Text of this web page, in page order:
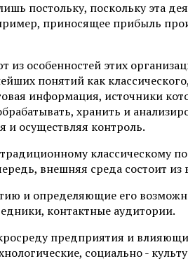
постольку, поскольку эта
приносящее прибыль
особенностей этих
понятий как
информация, источники
хранить и
и осуществляя контроль.
классическому
внешняя среда состоит
и определяющие его
контактные аудитории.
предприятия и
социально -